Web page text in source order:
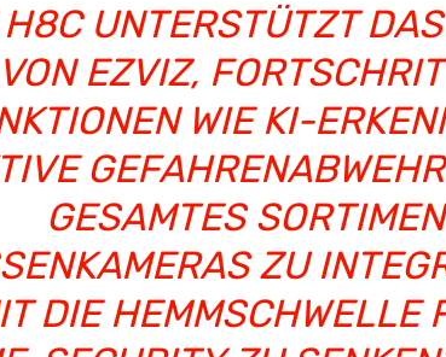
H8C UNTERSTÜTZT
VON EZVIZ,
WIE KI-
GESAMTES
ZU
DIE HEMMSCHWELLE